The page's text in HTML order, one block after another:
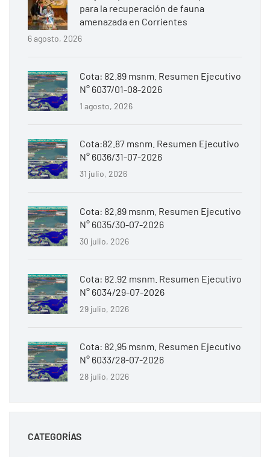
para la recuperación de fauna
amenazada en Corrientes
6 agosto, 2026
Cota: 82.89 msnm. Resumen Ejecutivo
N° 6037/01-08-2026
1 agosto, 2026
Cota:82.87 msnm. Resumen Ejecutivo
N° 6036/31-07-2026
31 julio, 2026
Cota: 82.89 msnm. Resumen Ejecutivo
N° 6035/30-07-2026
30 julio, 2026
Cota: 82.92 msnm. Resumen Ejecutivo
N° 6034/29-07-2026
29 julio, 2026
Cota: 82.95 msnm. Resumen Ejecutivo
N° 6033/28-07-2026
28 julio, 2026
CATEGORÍAS